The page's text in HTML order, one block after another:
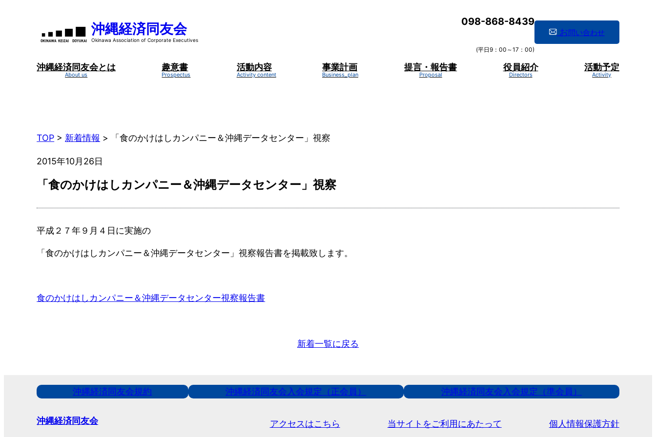
沖縄経済同友会 098-868-8439
(平日9：00～17：00)
お問い合わせ
沖縄経済同友会とは 趣意書 活動内容 事業計画 提言・報告書 役員紹介 活動予定
TOP > 新着情報 > 「食のかけはしカンパニー＆沖縄データセンター」視察
2015年10月26日
「食のかけはしカンパニー＆沖縄データセンター」視察
平成２７年９月４日に実施の
「食のかけはしカンパニー＆沖縄データセンター」視察報告書を掲載致します。
食のかけはしカンパニー＆沖縄データセンター視察報告書
新着一覧に戻る
沖縄経済同友会規約 沖縄経済同友会入会規定（正会員） 沖縄経済同友会入会規定（準会員）
沖縄経済同友会 アクセスはこちら 当サイトをご利用にあたって 個人情報保護方針